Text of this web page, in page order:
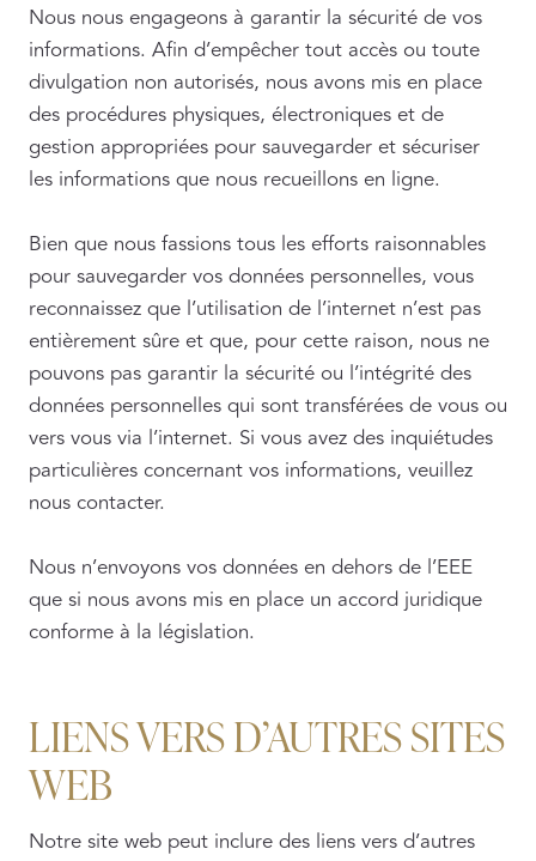
Nous nous engageons à garantir la sécurité de vos
informations. Afin d’empêcher tout accès ou toute
divulgation non autorisés, nous avons mis en place
des procédures physiques, électroniques et de
gestion appropriées pour sauvegarder et sécuriser
les informations que nous recueillons en ligne.
Bien que nous fassions tous les efforts raisonnables
pour sauvegarder vos données personnelles, vous
reconnaissez que l’utilisation de l’internet n’est pas
entièrement sûre et que, pour cette raison, nous ne
pouvons pas garantir la sécurité ou l’intégrité des
données personnelles qui sont transférées de vous ou
vers vous via l’internet. Si vous avez des inquiétudes
particulières concernant vos informations, veuillez
nous contacter.
Nous n’envoyons vos données en dehors de l’EEE
que si nous avons mis en place un accord juridique
conforme à la législation.
LIENS VERS D’AUTRES SITES
WEB
Notre site web peut inclure des liens vers d’autres